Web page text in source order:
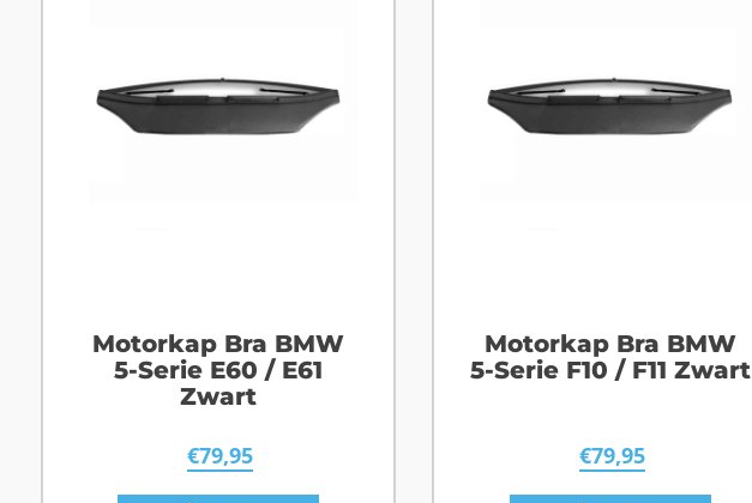
Motorkap Bra BMW
5-Serie E60 / E61
Zwart
€79,95
Motorkap Bra BMW
5-Serie F10 / F11 Zwart
€79,95